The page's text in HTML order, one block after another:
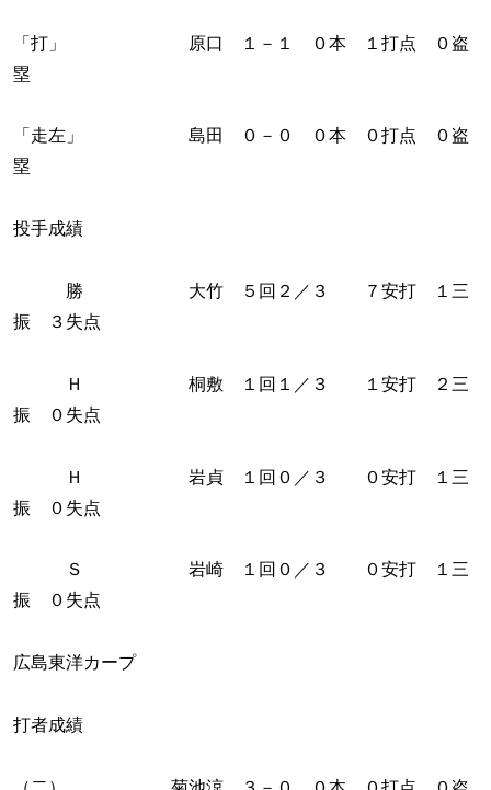
「打」 原口 １－１ ０本 １打点 ０盗
塁
「走左」 島田 ０－０ ０本 ０打点 ０盗
塁
投手成績
勝 大竹 ５回２／３ ７安打 １三
振 ３失点
Ｈ 桐敷 １回１／３ １安打 ２三
振 ０失点
Ｈ 岩貞 １回０／３ ０安打 １三
振 ０失点
Ｓ 岩崎 １回０／３ ０安打 １三
振 ０失点
広島東洋カープ
打者成績